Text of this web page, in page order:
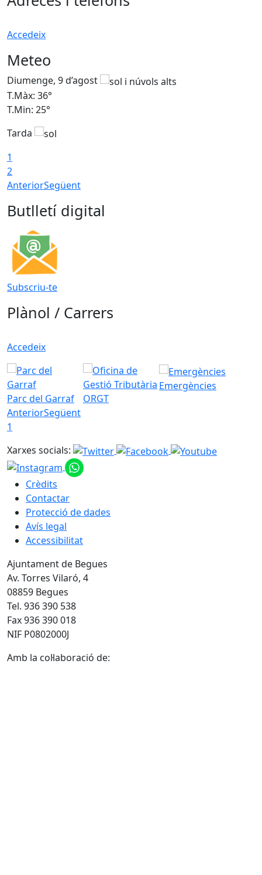
Accedeix
Meteo
Diumenge, 9 d’agost
T.Màx: 36°
T.Min: 25°
Tarda
1
2
AnteriorSegüent
Butlletí digital
Subscriu-te
Plànol / Carrers
Accedeix
Parc del Garraf ORGT
Emergències
AnteriorSegüent
1
Xarxes socials:
Crèdits
Contactar
Protecció de dades
Avís legal
Accessibilitat
Ajuntament de Begues
Av. Torres Vilaró, 4
08859 Begues
Tel. 936 390 538
Fax 936 390 018
NIF P0802000J
Amb la col·laboració de: